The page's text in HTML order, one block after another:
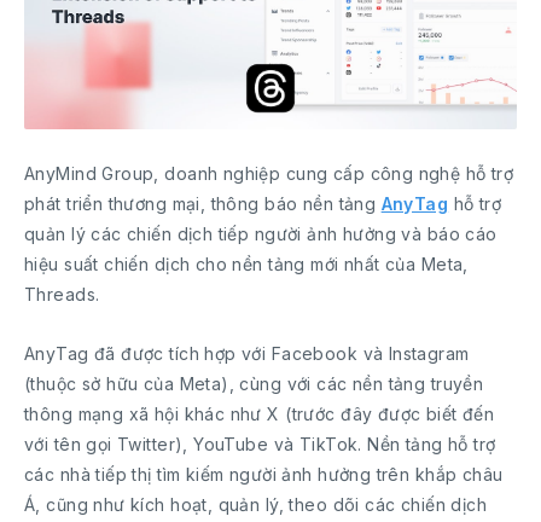
AnyMind Group, doanh nghiệp cung cấp công nghệ hỗ trợ
phát triển thương mại, thông báo nền tảng AnyTag hỗ trợ
quản lý các chiến dịch tiếp người ảnh hưởng và báo cáo
hiệu suất chiến dịch cho nền tảng mới nhất của Meta,
Threads.
AnyTag đã được tích hợp với Facebook và Instagram
(thuộc sở hữu của Meta), cùng với các nền tảng truyền
thông mạng xã hội khác như X (trước đây được biết đến
với tên gọi Twitter), YouTube và TikTok. Nền tảng hỗ trợ
các nhà tiếp thị tìm kiếm người ảnh hưởng trên khắp châu
Á, cũng như kích hoạt, quản lý, theo dõi các chiến dịch